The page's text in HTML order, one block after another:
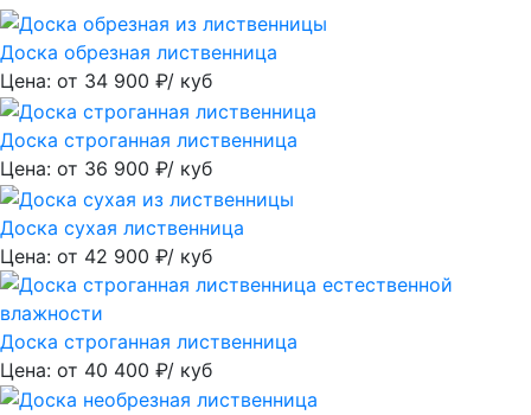
Доска обрезная лиственница
Цена: от 34 900 ₽/ куб
Доска строганная лиственница
Цена: от 36 900 ₽/ куб
Доска сухая лиственница
Цена: от 42 900 ₽/ куб
Доска строганная лиственница
Цена: от 40 400 ₽/ куб